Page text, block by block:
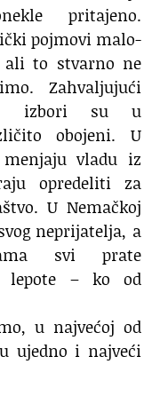
pritajeno.
pojmovi malo-
ali to stvarno ne
Zahvaljujući
izbori su u
obojeni. U
vladu iz
opredeliti za
U Nemačkoj
neprijatelja, a
svi prate
lepote – ko od
u najvećoj od
ujedno i najveći